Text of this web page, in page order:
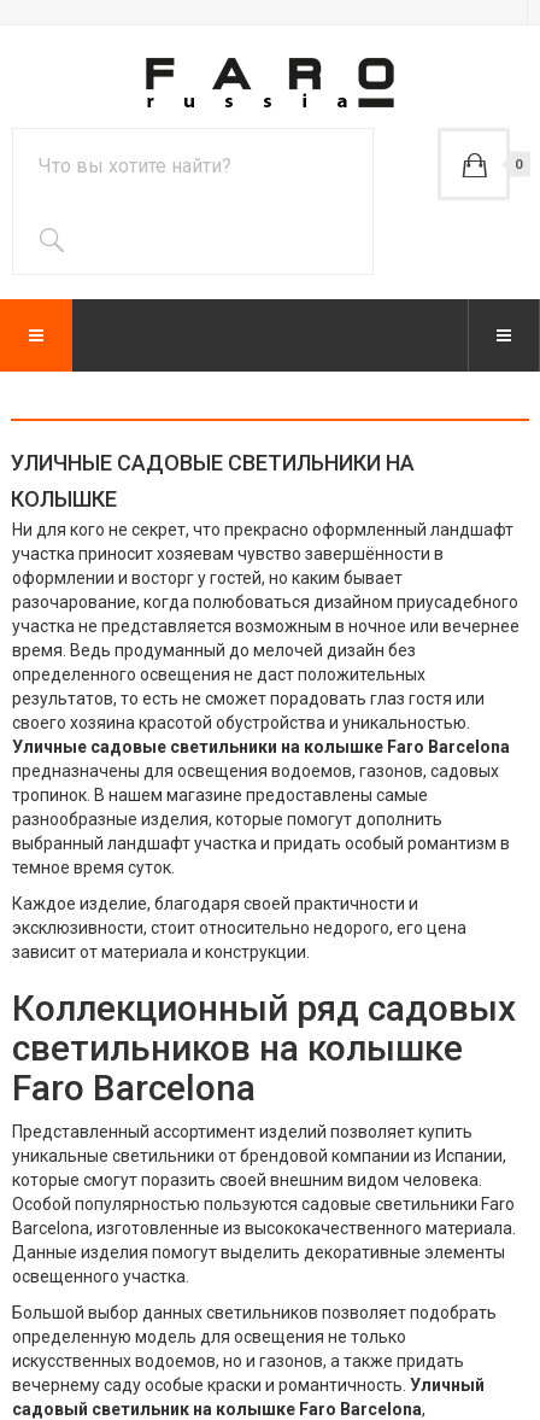
0
УЛИЧНЫЕ САДОВЫЕ СВЕТИЛЬНИКИ НА
КОЛЫШКЕ
Ни для кого не секрет, что прекрасно оформленный ландшафт
участка приносит хозяевам чувство завершённости в
оформлении и восторг у гостей, но каким бывает
разочарование, когда полюбоваться дизайном приусадебного
участка не представляется возможным в ночное или вечернее
время. Ведь продуманный до мелочей дизайн без
определенного освещения не даст положительных
результатов, то есть не сможет порадовать глаз гостя или
своего хозяина красотой обустройства и уникальностью.
Уличные садовые светильники на колышке Faro Barcelona
предназначены для освещения водоемов, газонов, садовых
тропинок. В нашем магазине предоставлены самые
разнообразные изделия, которые помогут дополнить
выбранный ландшафт участка и придать особый романтизм в
темное время суток.
Каждое изделие, благодаря своей практичности и
эксклюзивности, стоит относительно недорого, его цена
зависит от материала и конструкции.
Коллекционный ряд садовых
светильников на колышке
Faro Barcelona
Представленный ассортимент изделий позволяет купить
уникальные светильники от брендовой компании из Испании,
которые смогут поразить своей внешним видом человека.
Особой популярностью пользуются садовые светильники Faro
Barcelona, изготовленные из высококачественного материала.
Данные изделия помогут выделить декоративные элементы
освещенного участка.
Большой выбор данных светильников позволяет подобрать
определенную модель для освещения не только
искусственных водоемов, но и газонов, а также придать
вечернему саду особые краски и романтичность. Уличный
садовый светильник на колышке Faro Barcelona,